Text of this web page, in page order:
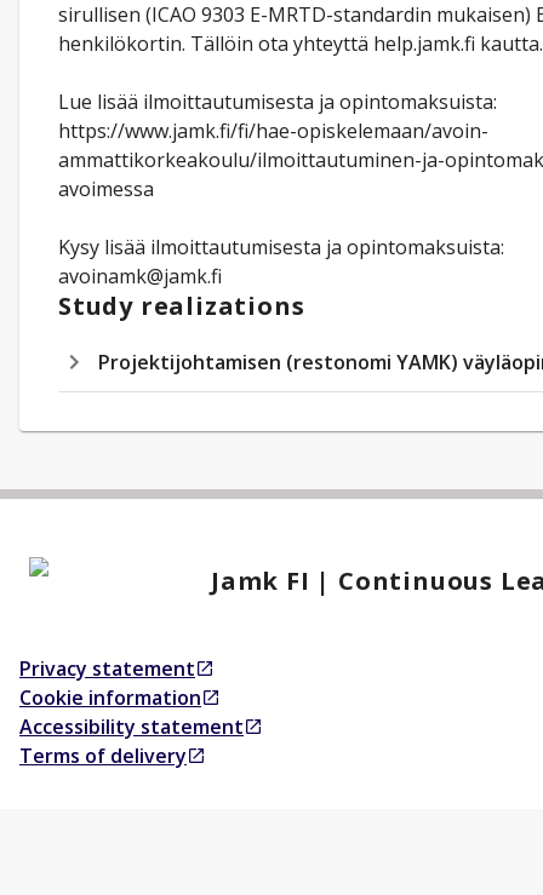
sirullisen (ICAO 9303 E-MRTD-standardin mukaisen)
henkilökortin. Tällöin ota yhteyttä help.jamk.fi kautta.
Lue lisää ilmoittautumisesta ja opintomaksuista:
https://www.jamk.fi/fi/hae-opiskelemaan/avoin-
ammattikorkeakoulu/ilmoittautuminen-ja-
avoimessa
Kysy lisää ilmoittautumisesta ja opintomaksuista:
avoinamk@jamk.fi
Study realizations
Projektijohtamisen (restonomi YAMK)
Jamk FI | Continuous
Privacy statement
Opens in a new tab
Cookie information
Opens in a new tab
Accessibility statement
Opens in a new tab
Terms of delivery
Opens in a new tab